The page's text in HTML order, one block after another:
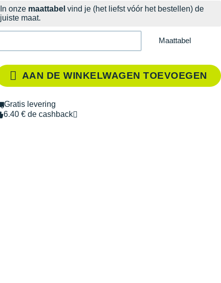
In onze maattabel vind je (het liefst vóór het bestellen) de
juiste maat.
Maattabel
AAN DE WINKELWAGEN TOEVOEGEN
Gratis levering
6.40 € de cashback